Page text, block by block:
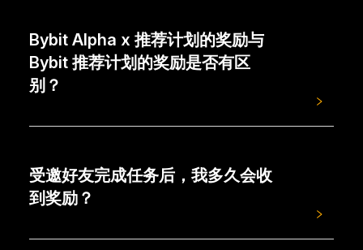
- 无需成为活跃交易者即符合资格
受邀好友
- 必须满足 Bybit Alpha 的资格要求
Bybit Alpha x 推荐计划的奖励与
Bybit 推荐计划的奖励是否有区
别？
个计划，分别领取两个计划的奖励。
受邀好友完成任务后，我多久会收
到奖励？